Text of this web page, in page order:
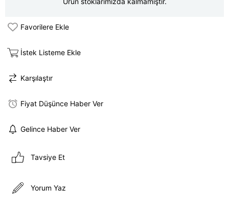
Favorilere Ekle
İstek Listeme Ekle
Karşılaştır
Fiyat Düşünce Haber Ver
Gelince Haber Ver
Tavsiye Et
Yorum Yaz